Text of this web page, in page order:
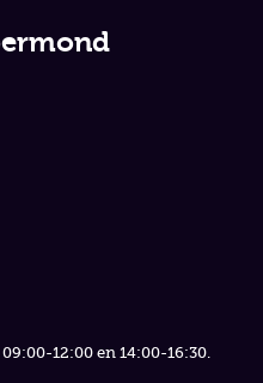
12:00 en 14:00-16:30.